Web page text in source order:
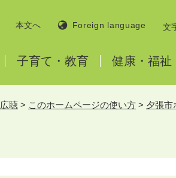
本文へ Foreign language 文
子育て・ 教育 健康・ 福祉
聴 > このホームページの使い方 > 夕張市